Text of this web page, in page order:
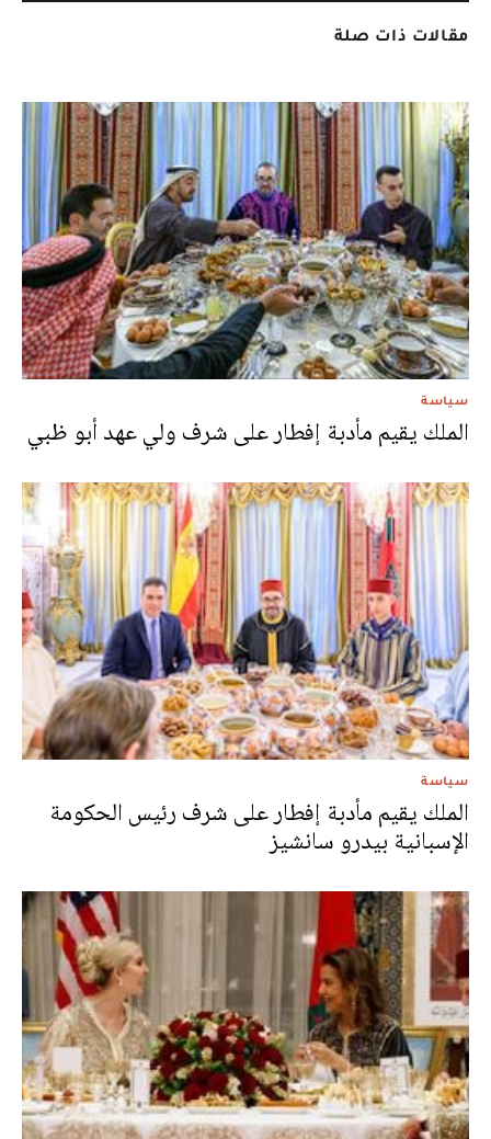
مقالات ذات صلة
سياسة
الملك يقيم مأدبة إفطار على شرف ولي عهد أبو ظبي
سياسة
الملك يقيم مأدبة إفطار على شرف رئيس الحكومة
الإسبانية بيدرو سانشيز